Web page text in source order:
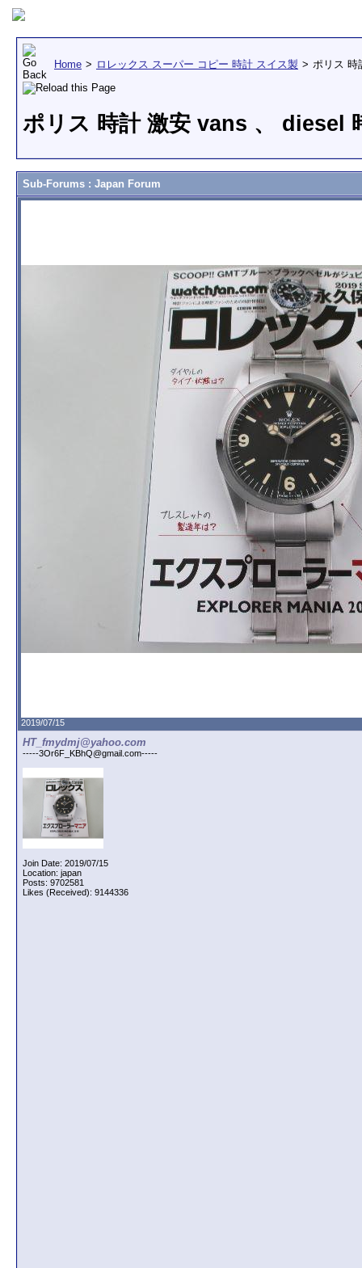
Home > ロレックス スーパー コピー 時計 スイス製 > ポリス 時
ポリス 時計 激安 vans 、 diesel
Sub-Forums: Japan Forum
2019/07/15
HT_fmydmj@yahoo.com
-----3Or6F_KBhQ@gmail.com-----
Join Date: 2019/07/15
Location: japan
Posts: 9702581
Likes (Received): 9144336